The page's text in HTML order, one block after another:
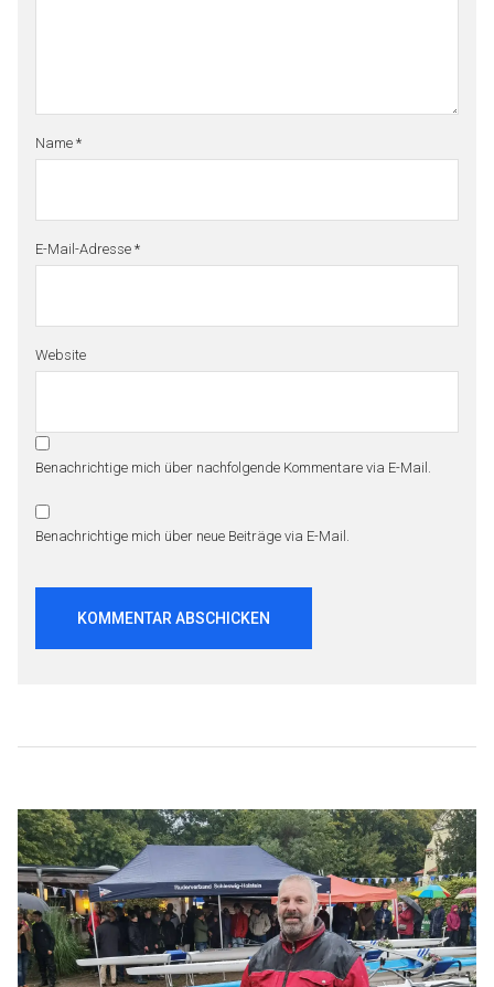
Name *
E-Mail-Adresse *
Website
Benachrichtige mich über nachfolgende Kommentare via E-Mail.
Benachrichtige mich über neue Beiträge via E-Mail.
Beitragsnavigation